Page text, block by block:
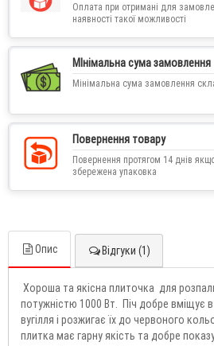
Оплата при отримані для
наявності такої можливості
МІнімальна сума замовлення
Мінімальна сума замовлення
Повернення товару
Повернення протягом 14 днів
збережена упаковка
Опис Відгуки (1)
Хороша та якісна плиточка для
потужністю 1000 Вт. Піч добре вміщує в
вугілля і розжигає їх до червоного
плитка має гарну якість та добре